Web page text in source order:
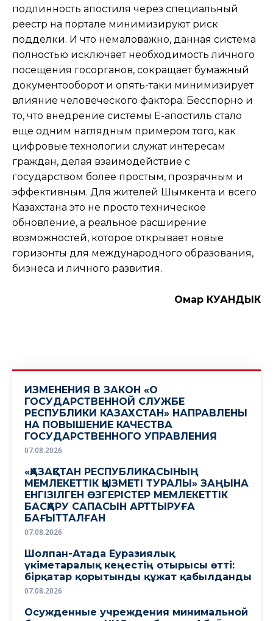
подлинность апостиля через специальный
реестр на портале минимизируют риск
подделки. И что немаловажно, данная система
полностью исключает необходимость личного
посещения госорганов, сокращает бумажный
документооборот и опять-таки минимизирует
влияние человеческого фактора. Бесспорно и
то, что внедрение системы E-апостиль стало
еще одним наглядным примером того, как
цифровые технологии служат интересам
граждан, делая взаимодействие с
государством более простым, прозрачным и
эффективным. Для жителей Шымкента и всего
Казахстана это не просто техническое
обновление, а реальное расширение
возможностей, которое открывает новые
горизонты для международного образования,
бизнеса и личного развития.
Омар КУАНДЫК
ИЗМЕНЕНИЯ В ЗАКОН «О
ГОСУДАРСТВЕННОЙ СЛУЖБЕ
РЕСПУБЛИКИ КАЗАХСТАН» НАПРАВЛЕНЫ
НА ПОВЫШЕНИЕ КАЧЕСТВА
ГОСУДАРСТВЕННОГО УПРАВЛЕНИЯ
07.08.2026
«ҚАЗАҚСТАН РЕСПУБЛИКАСЫНЫҢ
МЕМЛЕКЕТТІК ҚЫЗМЕТІ ТУРАЛЫ» ЗАҢЫНА
ЕНГІЗІЛГЕН ӨЗГЕРІСТЕР МЕМЛЕКЕТТІК
БАСҚАРУ САПАСЫН АРТТЫРУҒА
БАҒЫТТАЛҒАН
07.08.2026
Шолпан-Атада Еуразиялық
үкіметаралық кеңестің отырысы өтті:
бірқатар қорытынды құжат қабылданды
07.08.2026
Осужденные учреждения минимальной